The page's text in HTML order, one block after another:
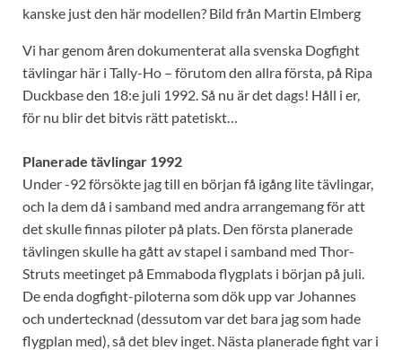
kanske just den här modellen? Bild från Martin Elmberg
Vi har genom åren dokumenterat alla svenska Dogfight
tävlingar här i Tally-Ho – förutom den allra första, på Ripa
Duckbase den 18:e juli 1992. Så nu är det dags! Håll i er,
för nu blir det bitvis rätt patetiskt…
Planerade tävlingar 1992
Under -92 försökte jag till en början få igång lite tävlingar,
och la dem då i samband med andra arrangemang för att
det skulle finnas piloter på plats. Den första planerade
tävlingen skulle ha gått av stapel i samband med Thor-
Struts meetinget på Emmaboda flygplats i början på juli.
De enda dogfight-piloterna som dök upp var Johannes
och undertecknad (dessutom var det bara jag som hade
flygplan med), så det blev inget. Nästa planerade fight var i